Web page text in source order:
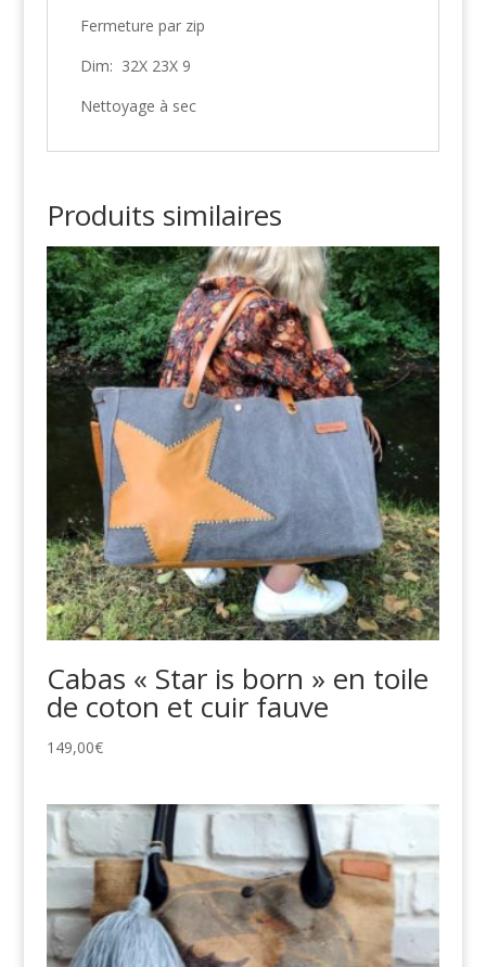
Fermeture par zip
Dim: 32X 23X 9
Nettoyage à sec
Produits similaires
Cabas « Star is born » en toile
de coton et cuir fauve
149,00€